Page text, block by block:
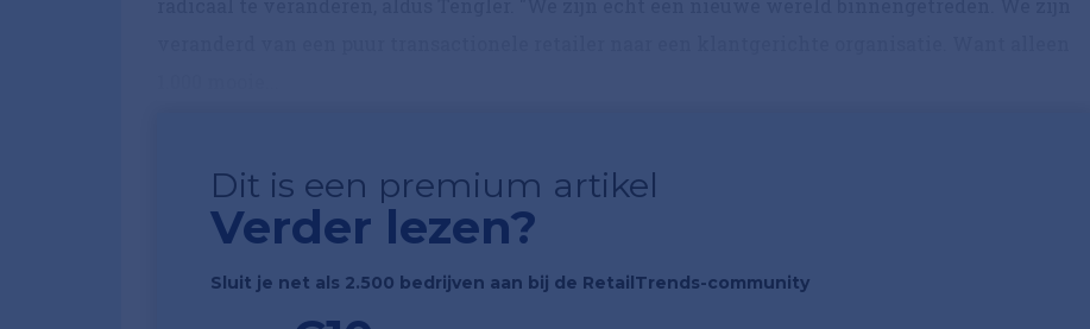
Dit is een premium artikel
Verder lezen?
Sluit je net als 2.500 bedrijven aan bij de RetailTrends-community